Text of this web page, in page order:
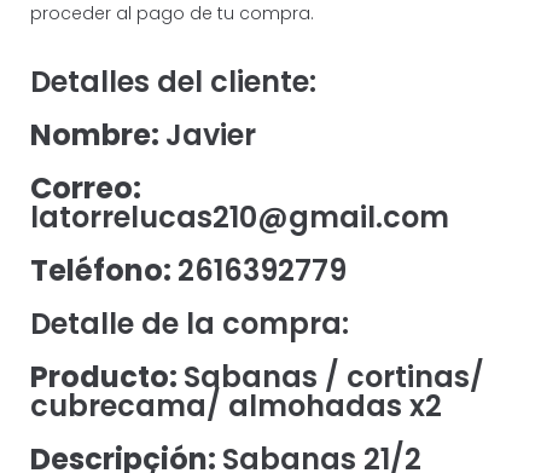
proceder al pago de tu compra.
Detalles del cliente:
Nombre: Javier
Correo:
latorrelucas210@gmail.com
Teléfono: 2616392779
Detalle de la compra:
Producto: Sabanas / cortinas/
cubrecama/ almohadas x2
Descripción: Sabanas 21/2